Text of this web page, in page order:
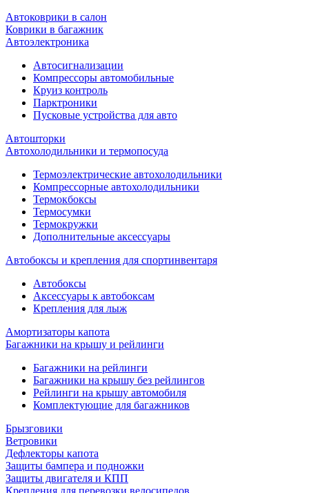
Автоковрики в салон
Коврики в багажник
Автоэлектроника
Автосигнализации
Компрессоры автомобильные
Круиз контроль
Парктроники
Пусковые устройства для авто
Автошторки
Автохолодильники и термопосуда
Термоэлектрические автохолодильники
Компрессорные автохолодильники
Термокбоксы
Термосумки
Термокружки
Дополнительные аксессуары
Автобоксы и крепления для спортинвентаря
Автобоксы
Аксессуары к автобоксам
Крепления для лыж
Амортизаторы капота
Багажники на крышу и рейлинги
Багажники на рейлинги
Багажники на крышу без рейлингов
Рейлинги на крышу автомобиля
Комплектующие для багажников
Брызговики
Ветровики
Дефлекторы капота
Защиты бампера и подножки
Защиты двигателя и КПП
Крепления для перевозки велосипедов